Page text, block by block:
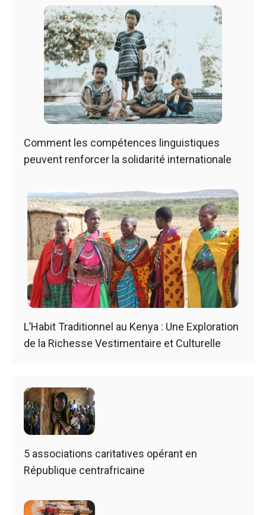
Comment les compétences linguistiques
peuvent renforcer la solidarité internationale
L’Habit Traditionnel au Kenya : Une Exploration
de la Richesse Vestimentaire et Culturelle
5 associations caritatives opérant en
République centrafricaine